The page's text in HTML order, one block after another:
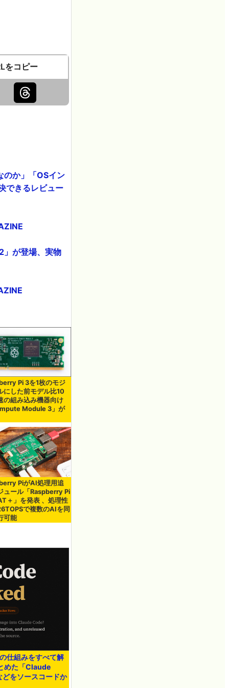
をコピー
のか」「OSイン
できるレビュー
が登場、実物
Pi 3を1枚のモジ
にした前モデル比10
の組み込み機器向け
Module 3」が
PiがAI処理用追
ュール「Raspberry Pi
＋」を発表 、処理性
で複数のAIを同
可能
仕組みをすべて解
めた「Claude
をソースコードか